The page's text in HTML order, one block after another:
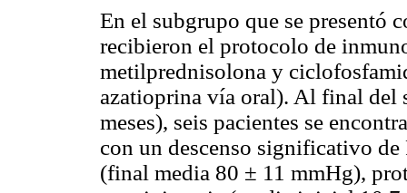
En el subgrupo que se presentó
recibieron el protocolo de
metilprednisolona y
azatioprina vía oral). Al final del
meses), seis pacientes se
con un descenso significativo
(final media 80 ± 11 mmHg),